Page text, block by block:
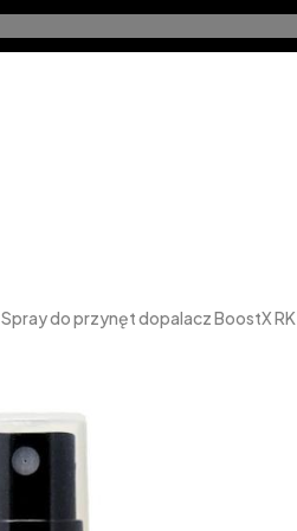
Spray do przynęt dopalacz BoostX